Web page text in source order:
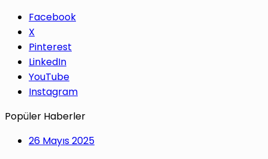
Facebook
X
Pinterest
LinkedIn
YouTube
Instagram
Popüler Haberler
26 Mayıs 2025